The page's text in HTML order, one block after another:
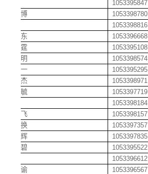
1053395847
曹阳博
1053398780
1053398816
曹宇东
1053396668
曹宇霆
1053395108
曹哲明
1053398574
曹正一
1053395295
柴乃杰
1053398971
柴书毓
1053397719
1053398184
柴燕飞
1053398157
常换换
1053397357
常坤辉
1053397835
常秋碧
1053395522
1053396612
陈柏谕
1053396567